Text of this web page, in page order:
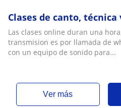
Clases de canto, técnica
Las clases online duran una
transmision es por llamada de
con un equipo de sonido para...
ver más